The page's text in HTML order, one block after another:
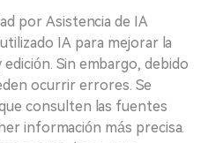
por Asistencia de IA
IA para mejorar la
Sin embargo, debido
ocurrir errores. Se
consulten las fuentes
información más precisa.